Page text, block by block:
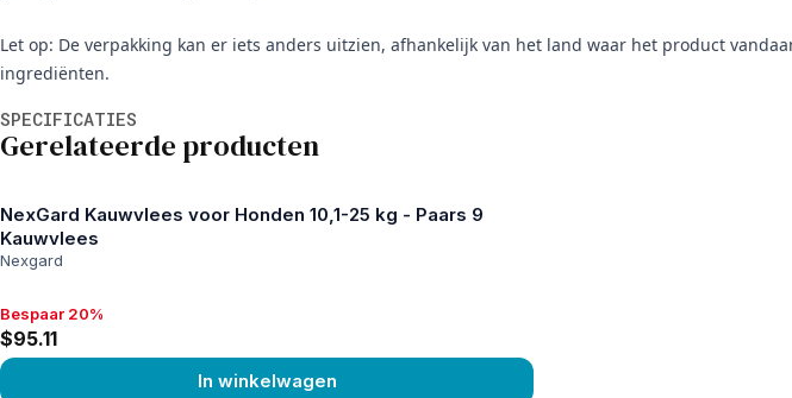
Let op: De verpakking kan er iets anders uitzien, afhankelijk van het land waar het product
ingrediënten.
SPECIFICATIES
Gerelateerde producten
NexGard Kauwvlees voor Honden 10,1-25 kg - Paars 9
Kauwvlees
Nexgard
Bespaar 20%, $95.11
Bespaar 20%
$95.11
In winkelwagen